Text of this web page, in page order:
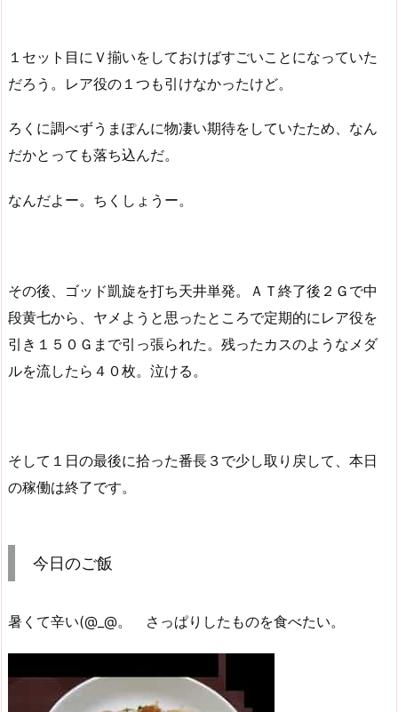
１セット目にＶ揃いをしておけばすごいことになっていた
だろう。レア役の１つも引けなかったけど。
ろくに調べずうまぽんに物凄い期待をしていたため、なん
だかとっても落ち込んだ。
なんだよー。ちくしょうー。
その後、ゴッド凱旋を打ち天井単発。ＡＴ終了後２Ｇで中
段黄七から、ヤメようと思ったところで定期的にレア役を
引き１５０Ｇまで引っ張られた。残ったカスのようなメダ
ルを流したら４０枚。泣ける。
そして１日の最後に拾った番長３で少し取り戻して、本日
の稼働は終了です。
今日のご飯
暑くて辛い(@_@。 さっぱりしたものを食べたい。